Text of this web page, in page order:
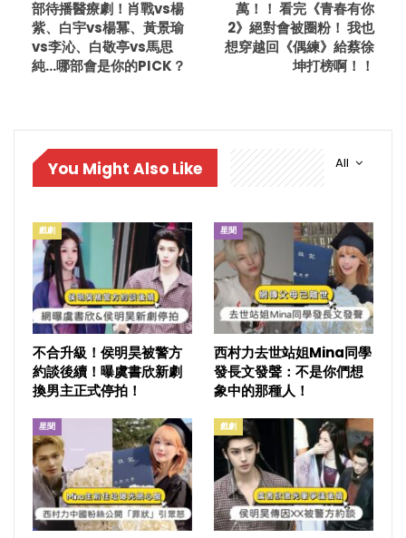
部待播醫療劇！肖戰vs楊
紫、白宇vs楊冪、黃景瑜
vs李沁、白敬亭vs馬思
純…哪部會是你的PICK？
萬！！ 看完《青春有你
2》絕對會被圈粉！ 我也
想穿越回《偶練》給蔡徐
坤打榜啊！！
All
You Might Also Like
戲劇
不合升級！侯明昊被警方
約談後續！曝虞書欣新劇
換男主正式停拍！
星聞
西村力去世站姐Mina同學
發長文發聲：不是你們想
象中的那種人！
星聞 戲劇